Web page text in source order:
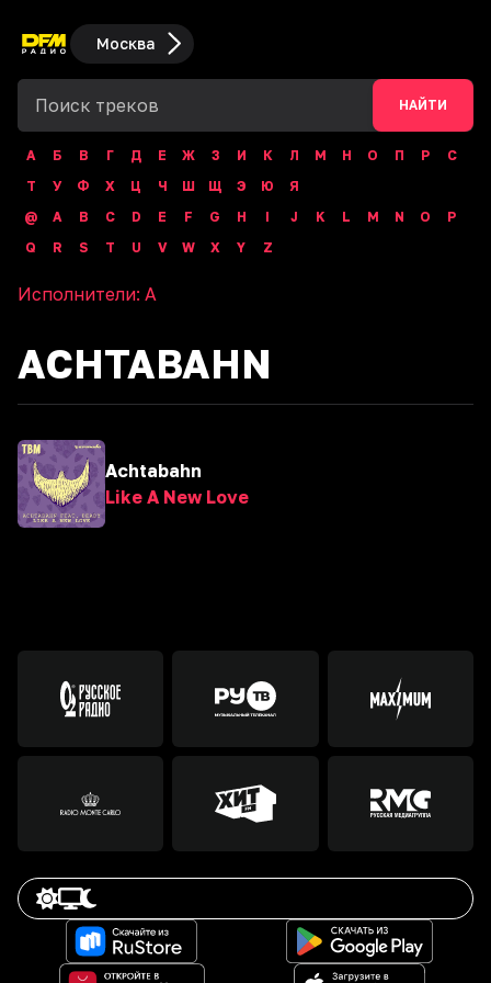
Москва
НАЙТИ
А Б В Г Д Е Ж З И К Л М Н О П Р
С
Т
У Ф Х Ц Ч Ш Щ Э Ю
Я
@
A B C D E F G H I J K L M N O
P
Q
R S T U V W X Y Z
Исполнители: A
ACHTABAHN
Achtabahn
Like A New Love